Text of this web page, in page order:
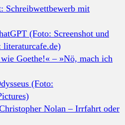
Schreibwettbewerb mit
Goethe!« – »Nö, mach ich
Nolan – Irrfahrt oder